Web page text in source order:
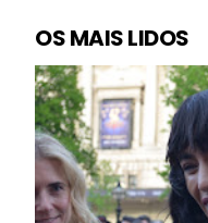
OS MAIS LIDOS